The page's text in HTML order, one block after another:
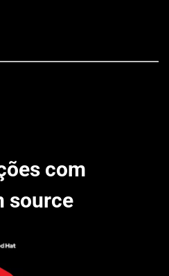
com
source